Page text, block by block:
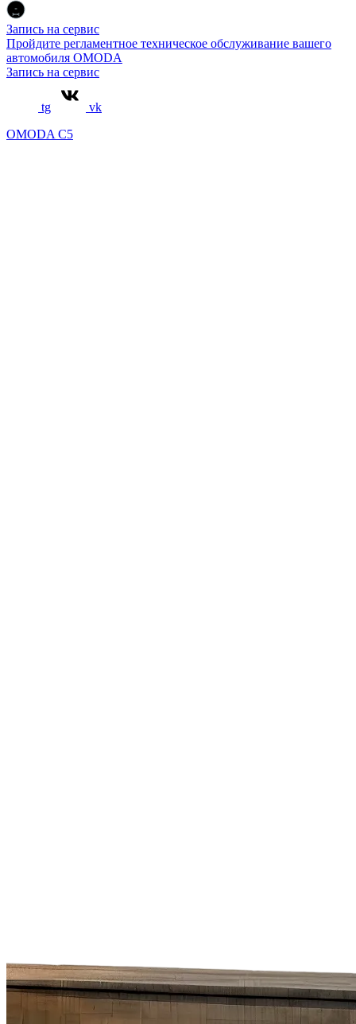
Запись на сервис
Пройдите регламентное техническое обслуживание вашего
автомобиля OMODA
Запись на сервис
tg
vk
OMODA C5